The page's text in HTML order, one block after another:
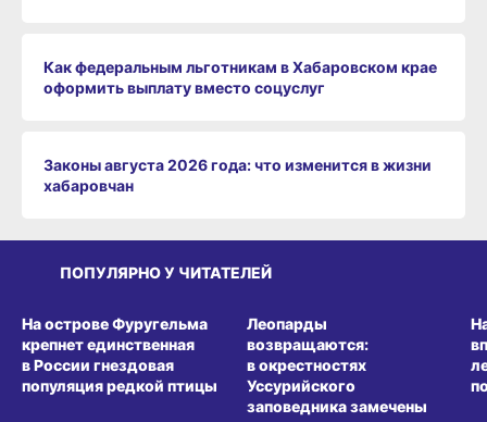
Как федеральным льготникам в Хабаровском крае
оформить выплату вместо соцуслуг
Законы августа 2026 года: что изменится в жизни
хабаровчан
ПОПУЛЯРНО У ЧИТАТЕЛЕЙ
На острове Фуругельма
крепнет единственная
в России гнездовая
популяция редкой птицы
Леопарды
возвращаются:
в окрестностях
Уссурийского
заповедника замечены